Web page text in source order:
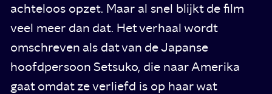
achteloos opzet. Maar al snel blijkt de film
veel meer dan dat. Het verhaal wordt
omschreven als dat van de Japanse
hoofdpersoon Setsuko, die naar Amerika
gaat omdat ze verliefd is op haar wat